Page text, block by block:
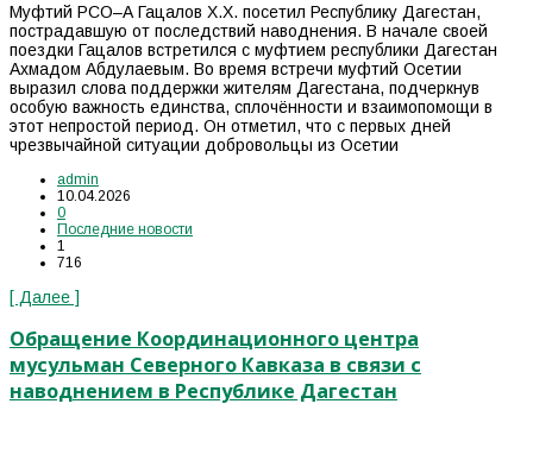
Муфтий РСО–А Гацалов Х.Х. посетил Республику Дагестан,
пострадавшую от последствий наводнения. В начале своей
поездки Гацалов встретился с муфтием республики Дагестан
Ахмадом Абдулаевым. Во время встречи муфтий Осетии
выразил слова поддержки жителям Дагестана, подчеркнув
особую важность единства, сплочённости и взаимопомощи в
этот непростой период. Он отметил, что с первых дней
чрезвычайной ситуации добровольцы из Осетии
admin
10.04.2026
0
Последние новости
1
716
[ Далее ]
Обращение Координационного центра
мусульман Северного Кавказа в связи с
наводнением в Республике Дагестан